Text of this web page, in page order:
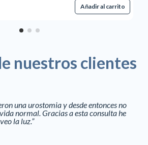
Añadir al carrito
nuestros clientes
una urostomia y desde entonces no
normal. Gracias a esta consulta he
la luz.”